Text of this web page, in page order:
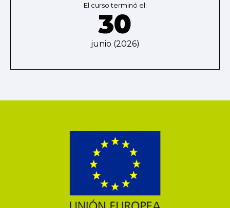
El curso terminó el:
30
junio (2026)